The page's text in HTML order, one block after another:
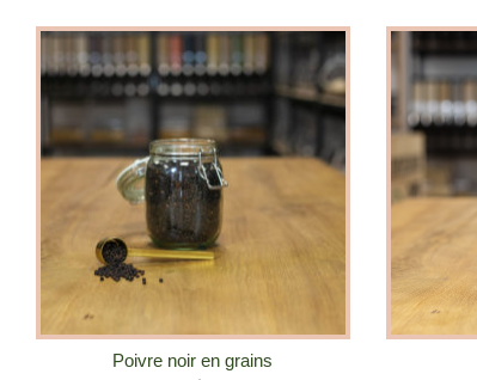
Poivre noir en grains